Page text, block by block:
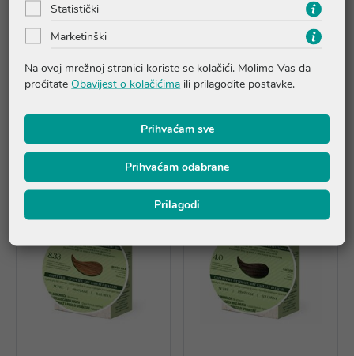
Color Erbe Bio boja za kosu
8.0 - svijetlo plava
11,70 €
Dodaj u košaricu
Color Erbe Bio boja za kosu
9.3 - vrlo svijetlo zlatno
plava
11,70 €
Dodaj u košaricu
Statistički
Marketinški
Na ovoj mrežnoj stranici koriste se kolačići. Molimo Vas da
pročitate Obavijest o kolačićima ili prilagodite postavke.
Prihvaćam sve
Prihvaćam odabrane
Prilagodi